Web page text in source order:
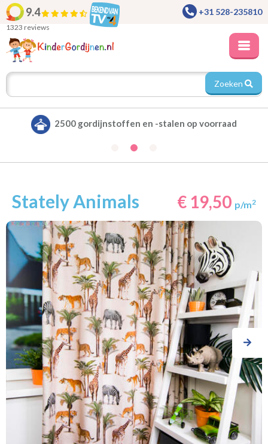
9.4
1323 reviews
+31 528-235810
Zoeken
Alle gordijnen verduisterend
Stately Animals € 19,50 p/m2